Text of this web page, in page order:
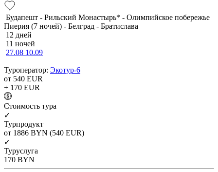
Будапешт - Рильский Монастырь* - Олимпийское побережье
Пиерия (7 ночей) - Белград - Братислава
12 дней
11 ночей
27.08 10.09
Туроператор: Экотур-6
от 540 EUR
+ 170 EUR
Cтоимость тура
✓
Турпродукт
от 1886 BYN (540 EUR)
✓
Туруслуга
170 BYN